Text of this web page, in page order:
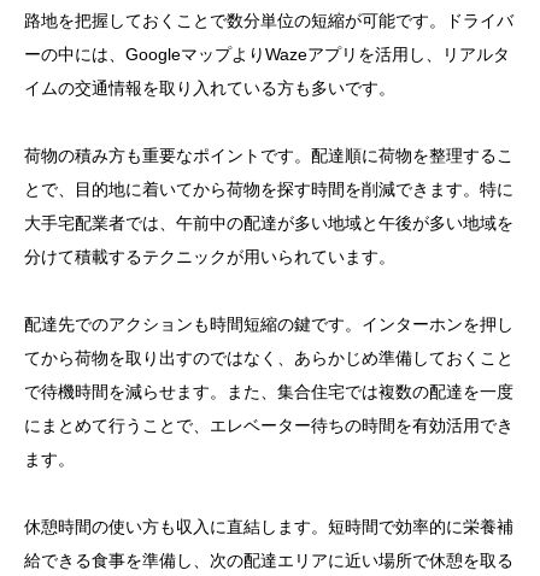
路地を把握しておくことで数分単位の短縮が可能です。ドライバ
ーの中には、GoogleマップよりWazeアプリを活用し、リアルタ
イムの交通情報を取り入れている方も多いです。
荷物の積み方も重要なポイントです。配達順に荷物を整理するこ
とで、目的地に着いてから荷物を探す時間を削減できます。特に
大手宅配業者では、午前中の配達が多い地域と午後が多い地域を
分けて積載するテクニックが用いられています。
配達先でのアクションも時間短縮の鍵です。インターホンを押し
てから荷物を取り出すのではなく、あらかじめ準備しておくこと
で待機時間を減らせます。また、集合住宅では複数の配達を一度
にまとめて行うことで、エレベーター待ちの時間を有効活用でき
ます。
休憩時間の使い方も収入に直結します。短時間で効率的に栄養補
給できる食事を準備し、次の配達エリアに近い場所で休憩を取る